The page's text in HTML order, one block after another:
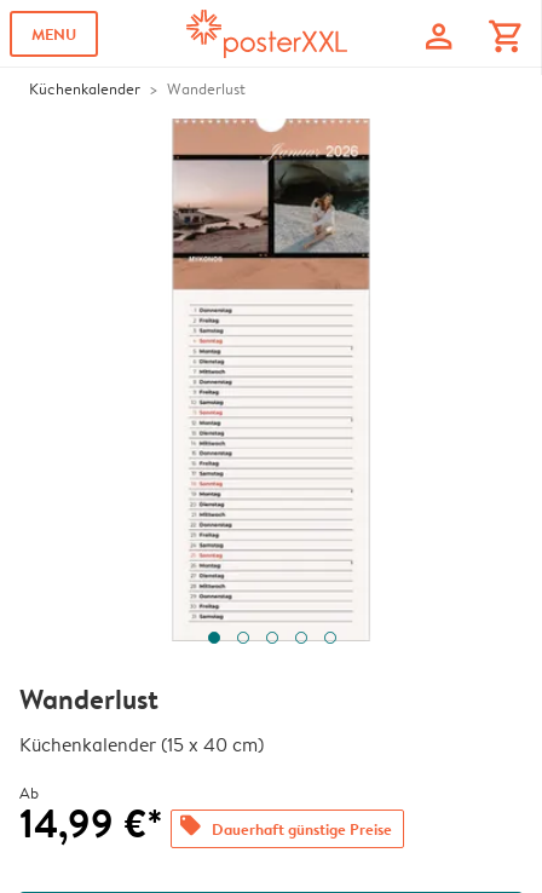
MENU profile shopping_cart
Küchenkalender Wanderlust
Wanderlust
Küchenkalender (15 x 40 cm)
Ab
14,99 €* offers Dauerhaft günstige Preise